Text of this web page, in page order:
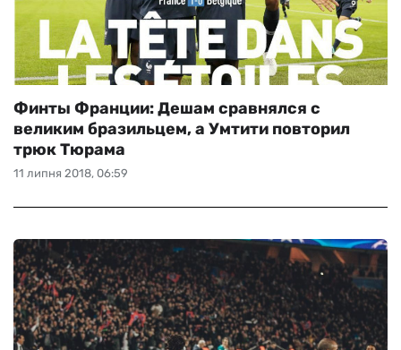
11 липня 2018, 06:59
Финты Франции: Дешам сравнялся с
великим бразильцем, а Умтити повторил
трюк Тюрама